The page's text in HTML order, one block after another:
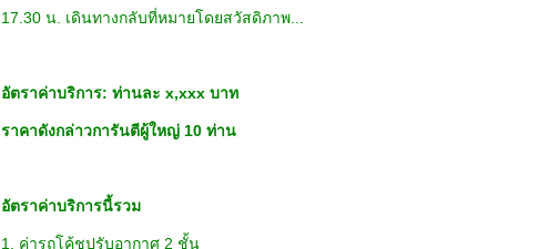
17.30 น. เดินทางกลับที่หมายโดยสวัสดิภาพ...
อัตราค่าบริการ: ท่านละ x,xxx บาท
ราคาดังกล่าวการันตีผู้ใหญ่ 10 ท่าน
อัตราค่าบริการนี้รวม
1. ค่ารถโค้ชปรับอากาศ 2 ชั้น